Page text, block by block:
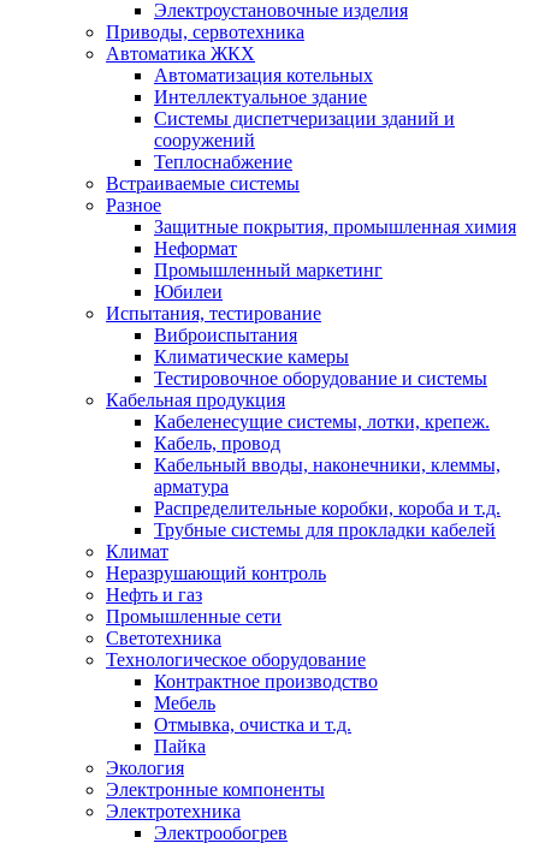
Электроустановочные изделия
Приводы, сервотехника
Автоматика ЖКХ
Автоматизация котельных
Интеллектуальное здание
Системы диспетчеризации зданий и
сооружений
Теплоснабжение
Встраиваемые системы
Разное
Защитные покрытия, промышленная химия
Неформат
Промышленный маркетинг
Юбилеи
Испытания, тестирование
Виброиспытания
Климатические камеры
Тестировочное оборудование и системы
Кабельная продукция
Кабеленесущие системы, лотки, крепеж.
Кабель, провод
Кабельный вводы, наконечники, клеммы,
арматура
Распределительные коробки, короба и т.д.
Трубные системы для прокладки кабелей
Климат
Неразрушающий контроль
Нефть и газ
Промышленные сети
Светотехника
Технологическое оборудование
Контрактное производство
Мебель
Отмывка, очистка и т.д.
Пайка
Экология
Электронные компоненты
Электротехника
Электрообогрев